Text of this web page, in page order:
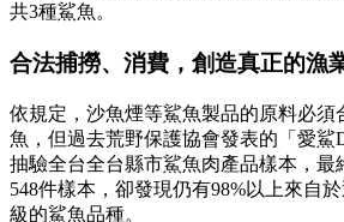
共3種鯊魚。
合法捕撈、消費，創造真正的漁
依規定，沙魚煙等鯊魚製品的原料必須
魚，但過去荒野保護協會發表的「愛鯊
抽驗全台全台縣市鯊魚肉產品樣本，最
548件樣本，卻發現仍有98%以上來自
級的鯊魚品種。